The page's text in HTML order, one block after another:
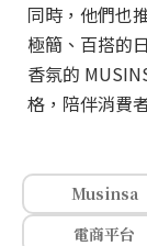
同時，他們也
極簡、百搭的
香氛的
格，陪伴消費
Musinsa
電商平台